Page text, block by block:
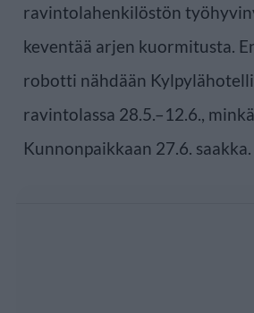
ravintolahenkilöstön
keventää arjen kuormitusta.
robotti nähdään
ravintolassa 28.5.–12.6.,
Kunnonpaikkaan 27.6. saakka.